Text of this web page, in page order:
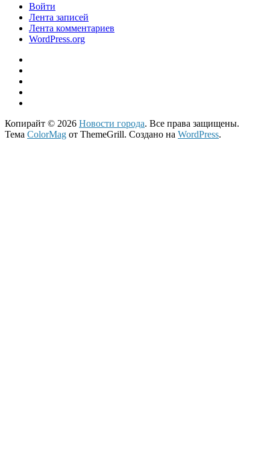
Войти
Лента записей
Лента комментариев
WordPress.org
Копирайт © 2026 Новости города. Все права защищены.
Тема ColorMag от ThemeGrill. Создано на WordPress.